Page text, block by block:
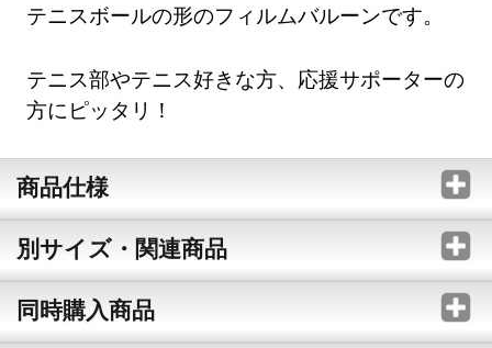
テニスボールの形のフィルムバルーンです。
テニス部やテニス好きな方、応援サポーターの
方にピッタリ！
商品仕様
別サイズ・関連商品
同時購入商品